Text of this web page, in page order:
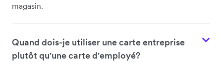
magasin.
Quand dois-je utiliser une carte entreprise
plutôt qu'une carte d'employé?